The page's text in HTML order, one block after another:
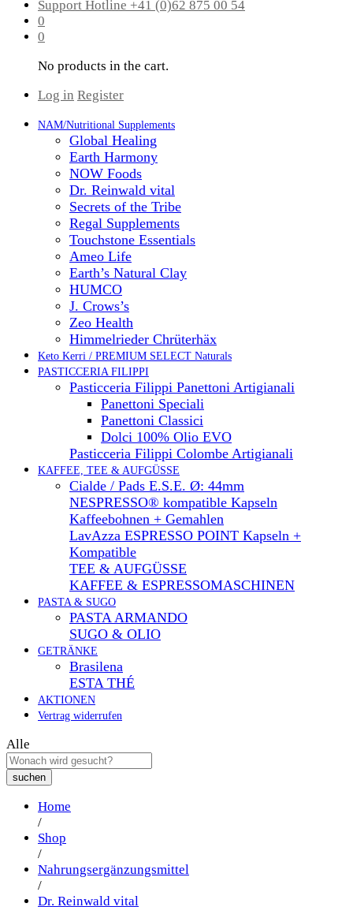
Support Hotline +41 (0)62 875 00 54
0
0
No products in the cart.
Log in Register
NAM/Nutritional Supplements
Global Healing
Earth Harmony
NOW Foods
Dr. Reinwald vital
Secrets of the Tribe
Regal Supplements
Touchstone Essentials
Ameo Life
Earth’s Natural Clay
HUMCO
J. Crows’s
Zeo Health
Himmelrieder Chrüterhäx
Keto Kerri / PREMIUM SELECT Naturals
PASTICCERIA FILIPPI
Pasticceria Filippi Panettoni Artigianali
Panettoni Speciali
Panettoni Classici
Dolci 100% Olio EVO
Pasticceria Filippi Colombe Artigianali
KAFFEE, TEE & AUFGÜSSE
Cialde / Pads E.S.E. Ø: 44mm
NESPRESSO® kompatible Kapseln
Kaffeebohnen + Gemahlen
LavAzza ESPRESSO POINT Kapseln +
Kompatible
TEE & AUFGÜSSE
KAFFEE & ESPRESSOMASCHINEN
PASTA & SUGO
PASTA ARMANDO
SUGO & OLIO
GETRÄNKE
Brasilena
ESTA THÉ
AKTIONEN
Vertrag widerrufen
Alle
suchen
Home
/
Shop
/
Nahrungsergänzungsmittel
/
Dr. Reinwald vital